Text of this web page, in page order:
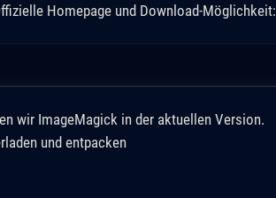
Homepage und Download-Möglichkeit:
wir ImageMagick in der aktuellen Version.
und entpacken